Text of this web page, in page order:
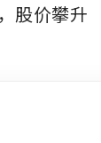
股价攀升